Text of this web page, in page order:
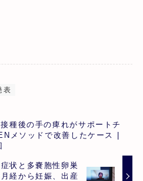
表
種後の手の痺れがサポートチ
メソッドで改善したケース |
状と多嚢胞性卵巣
経から妊娠、出産